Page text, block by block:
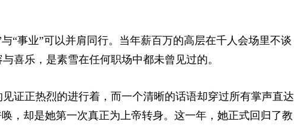
“事业”可以并肩同行。当年薪百万的高层在千人会场里不谈
喜乐，是素雪在任何职场中都未曾见过的。
证正热烈的进行着，而一个清晰的话语却穿过所有掌声直达
，却是她第一次真正为上帝转身。这一年，她正式回归了教